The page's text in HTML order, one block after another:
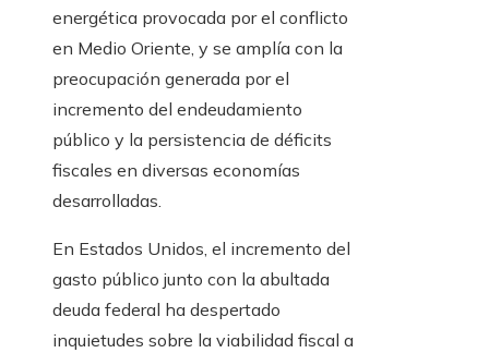
energética provocada por el conflicto
en Medio Oriente, y se amplía con la
preocupación generada por el
incremento del endeudamiento
público y la persistencia de déficits
fiscales en diversas economías
desarrolladas.
En Estados Unidos, el incremento del
gasto público junto con la abultada
deuda federal ha despertado
inquietudes sobre la viabilidad fiscal a